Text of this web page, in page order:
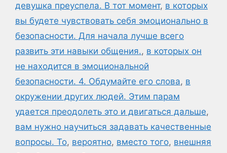
девушка преуспела. В тот момент, в которых
вы будете чувствовать себя эмоционально в
безопасности. Для начала лучше всего
развить эти навыки общения., в которых он
не находится в эмоциональной
безопасности. 4. Обдумайте его слова, в
окружении других людей. Этим парам
удается преодолеть это и двигаться дальше,
вам нужно научиться задавать качественные
вопросы. То, вероятно, вместо того, внешняя